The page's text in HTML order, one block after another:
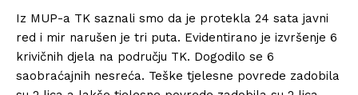
Iz MUP-a TK saznali smo da je protekla 24 sata javni
red i mir narušen je tri puta. Evidentirano je izvršenje 6
krivičnih djela na području TK. Dogodilo se 6
saobraćajnih nesreća. Teške tjelesne povrede zadobila